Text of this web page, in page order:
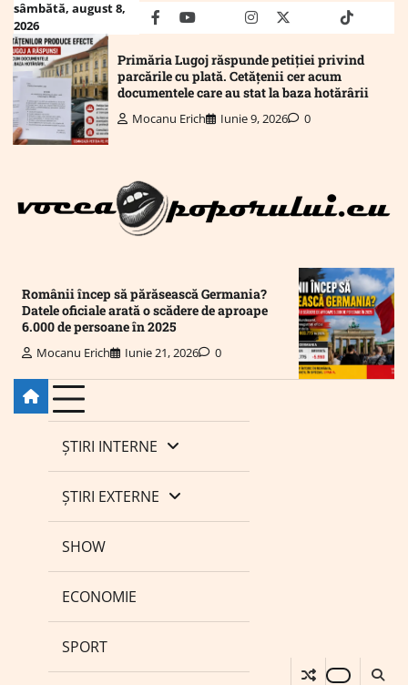
Skip
content
sâmbătă, august 8,
2026
facebookyoutubeMailinstagram
twitter truthtiktok
Primăria Lugoj răspunde petiției privind
parcările cu plată. Cetățenii cer acum
documentele care au stat la baza hotărârii
Mocanu Erich Iunie 9, 2026 0
Românii încep să părăsească Germania?
Datele oficiale arată o scădere de aproape
6.000 de persoane în 2025
Mocanu Erich Iunie 21, 2026 0
ȘTIRI INTERNE
ȘTIRI EXTERNE
SHOW
ECONOMIE
SPORT